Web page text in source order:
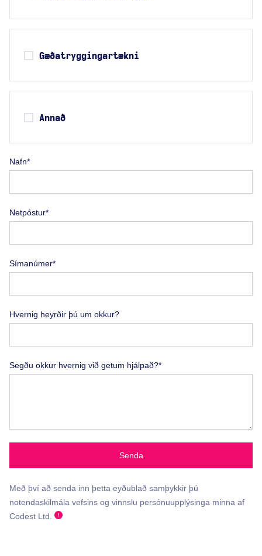
Gæðatryggingartækni
Annað
Nafn*
Netpóstur*
Símanúmer*
Hvernig heyrðir þú um okkur?
Segðu okkur hvernig við getum hjálpað?*
Senda
Með því að senda inn þetta eyðublað samþykkir þú
notendaskilmála vefsins og vinnslu persónuupplýsinga minna af
Codest Ltd.